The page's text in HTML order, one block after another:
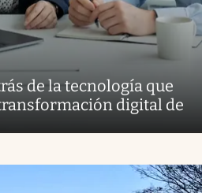
de la tecnología que
digital de